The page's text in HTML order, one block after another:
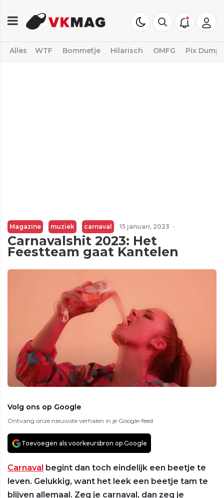
Alles WTF Bommetje Hilarisch OMFG Pix Dump
Magazine muziek carnaval 15 januari, 2023 ·
Carnavalshit 2023: Het
Feestteam gaat Kantelen
Volg ons op Google
Ontvang onze nieuwste verhalen in je Google-feed
Toevoegen als voorkeursbron op Google
Carnaval begint dan toch eindelijk een beetje te
leven. Gelukkig, want het leek een beetje tam te
blijven allemaal. Zeg je carnaval, dan zeg je